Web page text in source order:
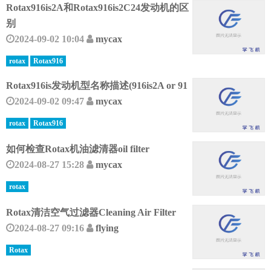
Rotax916is2A和Rotax916is2C24发动机的区
别
2024-09-02 10:04
mycax
rotax Rotax916
Rotax916is发动机型名称描述(916is2A or 91
2024-09-02 09:47
mycax
rotax Rotax916
如何检查Rotax机油滤清器oil filter
2024-08-27 15:28
mycax
rotax
Rotax清洁空气过滤器Cleaning Air Filter
2024-08-27 09:16
flying
Rotax